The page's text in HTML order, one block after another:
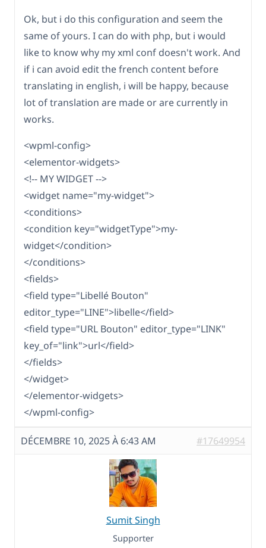
Ok, but i do this configuration and seem the
same of yours. I can do with php, but i would
like to know why my xml conf doesn't work. And
if i can avoid edit the french content before
translating in english, i will be happy, because
lot of translation are made or are currently in
works.
<wpml-config>
<elementor-widgets>
<!-- MY WIDGET -->
<widget name="my-widget">
<conditions>
<condition key="widgetType">my-
widget</condition>
</conditions>
<fields>
<field type="Libellé Bouton"
editor_type="LINE">libelle</field>
<field type="URL Bouton" editor_type="LINK"
key_of="link">url</field>
</fields>
</widget>
</elementor-widgets>
</wpml-config>
DÉCEMBRE 10, 2025 À 6:43 AM #17649954
Sumit Singh
Supporter